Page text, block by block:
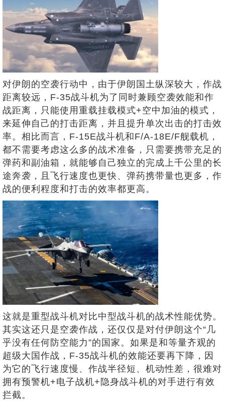
对伊朗的空袭行动中，由于伊朗国土纵深较大，作战
距离较远，F-35战斗机为了同时兼顾空袭效能和作
战距离，只能使用重载挂载模式+空中加油的模式，
来延伸自己的打击距离，并且提升单次出击的打击效
率。相比而言，F-15E战斗机和F/A-18E/F舰载机，
都不需要考虑这么多的战术准备，只需要携带充足的
弹药和副油箱，就能够自己独立的完成上千公里的长
途奔袭，且飞行速度也更快、弹药携带量也更多，作
战的便利程度和打击的效率都更高。
这就是重型战斗机对比中型战斗机的战术性能优势。
其实这还只是空袭作战，还仅仅是对付伊朗这个“几
乎没有任何防空能力”的国家。如果是和等量齐观的
超级大国作战，F-35战斗机的效能还要再下降，因
为它的飞行速度慢、作战半径短、机动性差，很难对
拥有预警机+电子战机+隐身战斗机的对手进行有效
拦截。